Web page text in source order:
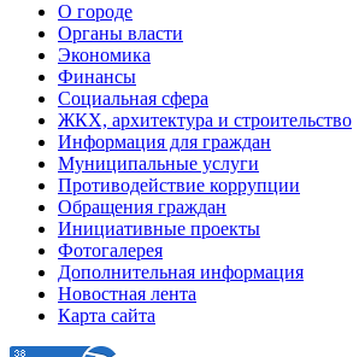
О городе
Органы власти
Экономика
Финансы
Социальная сфера
ЖКХ, архитектура и строительство
Информация для граждан
Муниципальные услуги
Противодействие коррупции
Обращения граждан
Инициативные проекты
Фотогалерея
Дополнительная информация
Новостная лента
Карта сайта